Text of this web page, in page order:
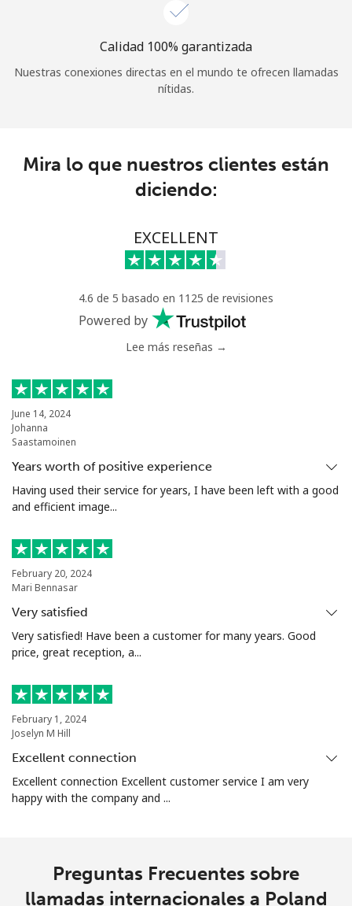
Calidad 100% garantizada
Nuestras conexiones directas en el mundo te ofrecen llamadas
nítidas.
Mira lo que nuestros clientes están
diciendo:
EXCELLENT
4.6 de 5 basado en 1125 de revisiones
Powered by
Lee más reseñas →
June 14, 2024
Johanna
Saastamoinen
Years worth of positive experience
Having used their service for years, I have been left with a good
and efficient image...
February 20, 2024
Mari Bennasar
Very satisfied
Very satisfied! Have been a customer for many years. Good
price, great reception, a...
February 1, 2024
Joselyn M Hill
Excellent connection
Excellent connection Excellent customer service I am very
happy with the company and ...
Preguntas Frecuentes sobre
llamadas internacionales a Poland